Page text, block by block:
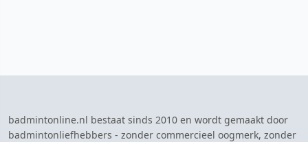
badmintonline.nl bestaat sinds 2010 en wordt gemaakt door
badmintonliefhebbers - zonder commercieel oogmerk, zonder